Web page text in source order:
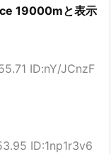
19000mと表示
ID:nY/JCnzF
ID:1np1r3v6